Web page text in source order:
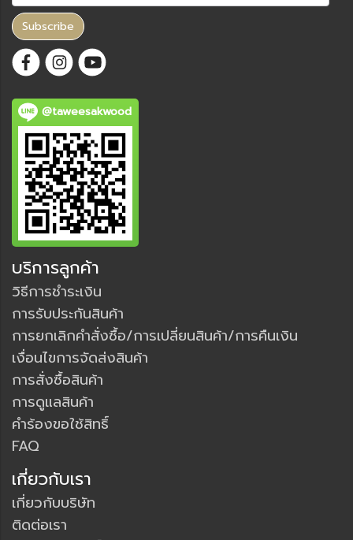
Subscribe
@taweesakwood
บริการลูกค้า
วิธีการชำระเงิน
การรับประกันสินค้า
การยกเลิกคำสั่งซื้อ/การเปลี่ยนสินค้า/การคืนเงิน
เงื่อนไขการจัดส่งสินค้า
การสั่งซื้อสินค้า
การดูแลสินค้า
คำร้องขอใช้สิทธิ์
FAQ
เกี่ยวกับเรา
เกี่ยวกับบริษัท
ติดต่อเรา